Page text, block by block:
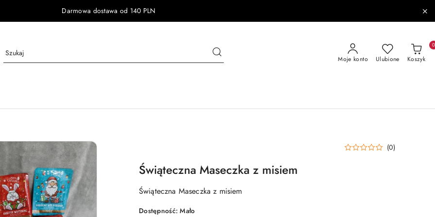
Darmowa dostawa od 140 PLN
Moje konto Ulubione Koszyk
0
(0)
Świąteczna Maseczka z misiem
Świąteczna Maseczka z misiem
Dostępność:Mało